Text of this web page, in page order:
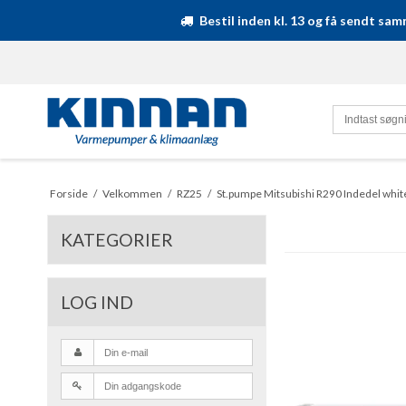
Bestil inden kl. 13 og få sendt
Forside / Velkommen / RZ25 / St.pumpe Mitsubishi R290 Indedel
KATEGORIER
LOG IND